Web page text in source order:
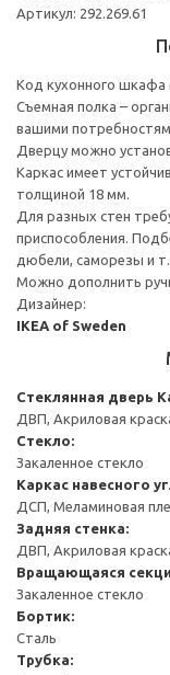
Артикул: 292.269.61
Код кухонного шкафа
Съемная полка –
вашими
Дверцу можно
Каркас имеет
толщиной 18 мм.
Для разных стен
приспособления.
дюбели, саморезы и т.
Можно дополнить
Дизайнер:
IKEA of Sweden
Стеклянная дверь
ДВП, Акриловая
Стекло:
Закаленное стекло
Каркас навесного
ДСП, Меламиновая
Задняя стенка:
ДВП, Акриловая
Вращающаяся
Закаленное стекло
Бортик:
Сталь
Трубка: